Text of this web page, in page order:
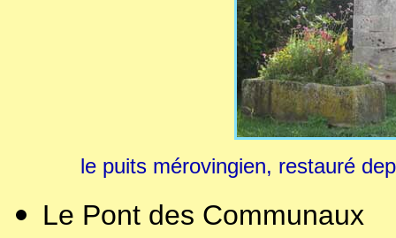
le puits mérovingien, restauré
Le Pont des Communaux